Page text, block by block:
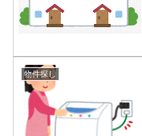
物件探し